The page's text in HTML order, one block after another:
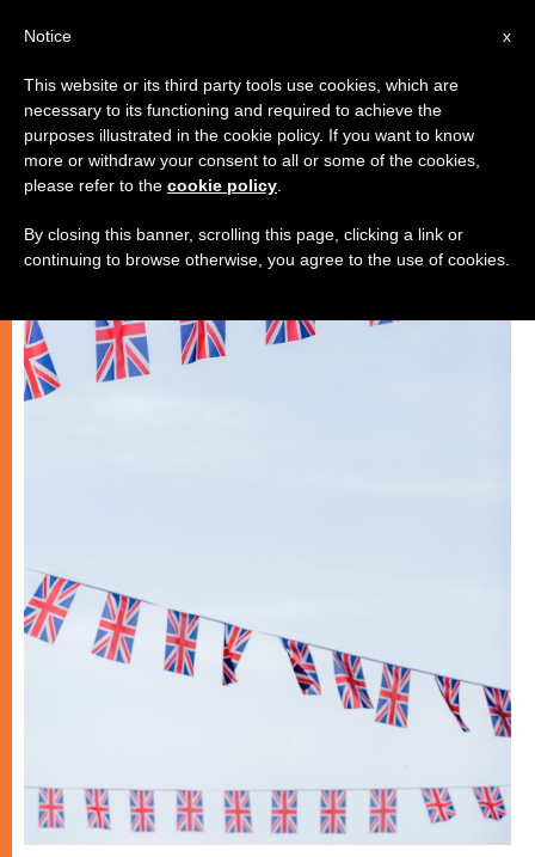
ARTE E CULTURA,DICASTERI,INCONTRI
x
Notice
This website or its third party tools use cookies, which are
necessary to its functioning and required to achieve the
purposes illustrated in the cookie policy. If you want to know
more or withdraw your consent to all or some of the cookies,
please refer to the cookie policy
By closing this banner, scrolling this page, clicking a link or
continuing to browse otherwise, you agree to the use of cookies.